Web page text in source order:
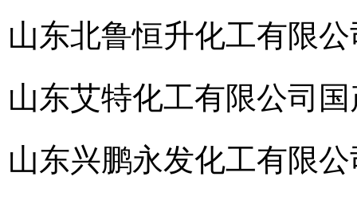
山东北鲁恒升化工有限公
山东艾特化工有限公司
山东兴鹏永发化工有限公